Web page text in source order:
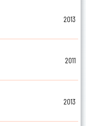
2013
2011
2013